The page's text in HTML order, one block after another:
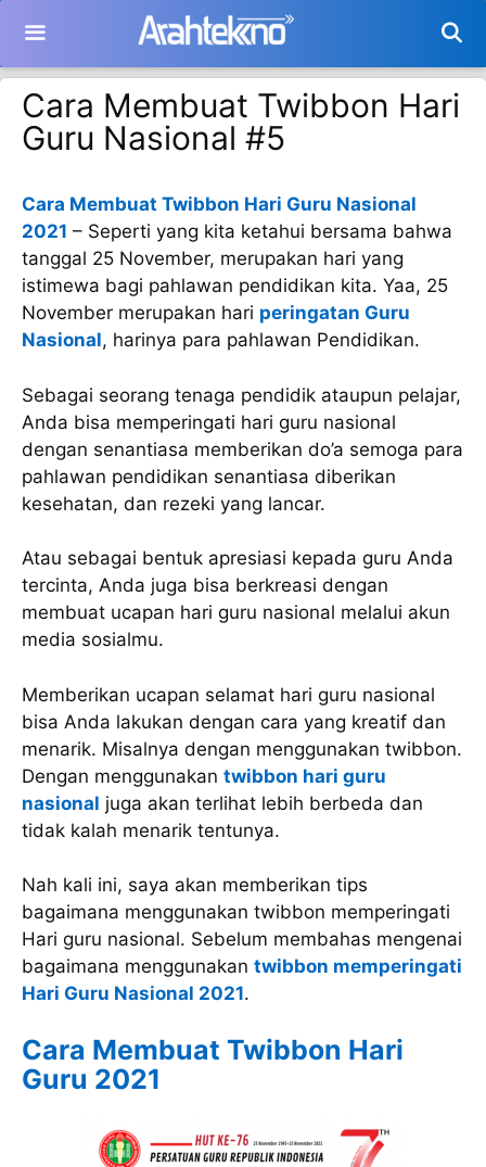
isi
Cara Membuat Twibbon Hari
Guru Nasional #5
Cara Membuat Twibbon Hari Guru Nasional
2021 – Seperti yang kita ketahui bersama bahwa
tanggal 25 November, merupakan hari yang
istimewa bagi pahlawan pendidikan kita. Yaa, 25
November merupakan hari peringatan Guru
Nasional, harinya para pahlawan Pendidikan.
Sebagai seorang tenaga pendidik ataupun pelajar,
Anda bisa memperingati hari guru nasional
dengan senantiasa memberikan do’a semoga para
pahlawan pendidikan senantiasa diberikan
kesehatan, dan rezeki yang lancar.
Atau sebagai bentuk apresiasi kepada guru Anda
tercinta, Anda juga bisa berkreasi dengan
membuat ucapan hari guru nasional melalui akun
media sosialmu.
Memberikan ucapan selamat hari guru nasional
bisa Anda lakukan dengan cara yang kreatif dan
menarik. Misalnya dengan menggunakan twibbon.
Dengan menggunakan twibbon hari guru
nasional juga akan terlihat lebih berbeda dan
tidak kalah menarik tentunya.
Nah kali ini, saya akan memberikan tips
bagaimana menggunakan twibbon memperingati
Hari guru nasional. Sebelum membahas mengenai
bagaimana menggunakan twibbon memperingati
Hari Guru Nasional 2021.
Cara Membuat Twibbon Hari
Guru 2021